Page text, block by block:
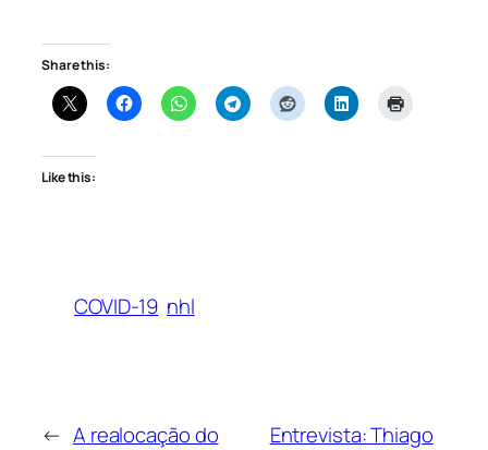
Share this:
Like this:
COVID-19 nhl
← A realocação do
Entrevista: Thiago